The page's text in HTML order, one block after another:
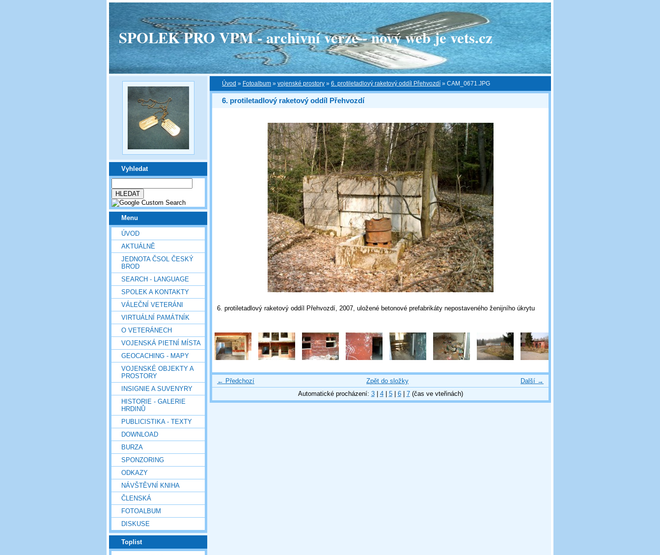
SPOLEK PRO VPM - archivní verze - nový web je vets.cz
Vyhledat
Menu
ÚVOD
AKTUÁLNĚ
JEDNOTA ČSOL ČESKÝ
BROD
SEARCH - LANGUAGE
SPOLEK A KONTAKTY
VÁLEČNÍ VETERÁNI
VIRTUÁLNÍ PAMÁTNÍK
O VETERÁNECH
VOJENSKÁ PIETNÍ MÍSTA
GEOCACHING - MAPY
VOJENSKÉ OBJEKTY A
PROSTORY
INSIGNIE A SUVENYRY
HISTORIE - GALERIE
HRDINŮ
PUBLICISTIKA - TEXTY
DOWNLOAD
BURZA
SPONZORING
ODKAZY
NÁVŠTĚVNÍ KNIHA
ČLENSKÁ
FOTOALBUM
DISKUSE
Toplist
Úvod » Fotoalbum » vojenské prostory » 6. protiletadlový raketový oddíl Přehvozdí » CAM_0671.JPG
6. protiletadlový raketový oddíl Přehvozdí
6. protiletadlový raketový oddíl Přehvozdí, 2007, uložené betonové prefabrikáty nepostaveného ženijního úkrytu
← Předchozí Další →
Zpět do složky
Automatické procházení: 3| 4| 5| 6| 7(čas ve vteřinách)